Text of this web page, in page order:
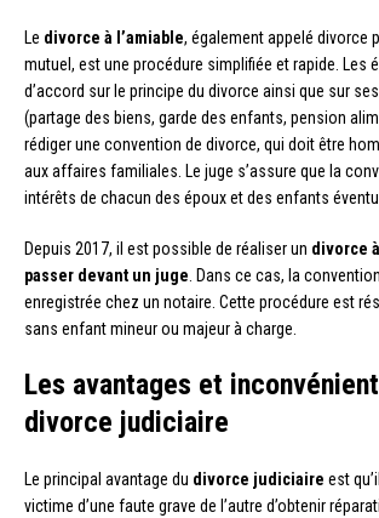
Le divorce à l’amiable, également appelé divorce
mutuel, est une procédure simplifiée et rapide. Les
d’accord sur le principe du divorce ainsi que sur
(partage des biens, garde des enfants, pension
rédiger une convention de divorce, qui doit être
aux affaires familiales. Le juge s’assure que la
intérêts de chacun des époux et des enfants
Depuis 2017, il est possible de réaliser un divorce
passer devant un juge . Dans ce cas, la
enregistrée chez un notaire. Cette procédure est
sans enfant mineur ou majeur à charge.
Les avantages et
divorce judiciaire
Le principal avantage du divorce judiciaire est
victime d’une faute grave de l’autre d’obtenir